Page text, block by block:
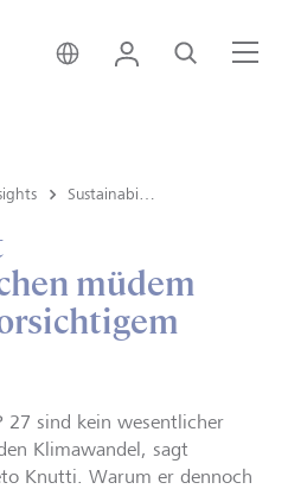
Global • Deutsch
Login Suche
müdem
27 sind kein wesentlicher
Klimawandel, sagt
Knutti. Warum er dennoch